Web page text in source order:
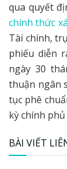
qua quyết
chính thức
Tài chính,
phiếu diễn
ngày 30
thuận ngân
tục phê
kỳ chính
BÀI VIẾT